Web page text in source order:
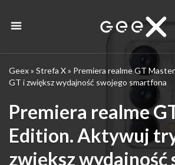
Geex» Strefa X» Premiera realme GT
GT i zwiększ wydajność swojego smartfona
Premiera realme
Edition. Aktywuj
zwiększ wydajność